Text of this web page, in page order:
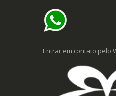
Entrar em contato pelo